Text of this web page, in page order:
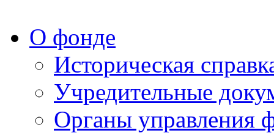
О фонде
Историческая
Учредительные
Органы управления